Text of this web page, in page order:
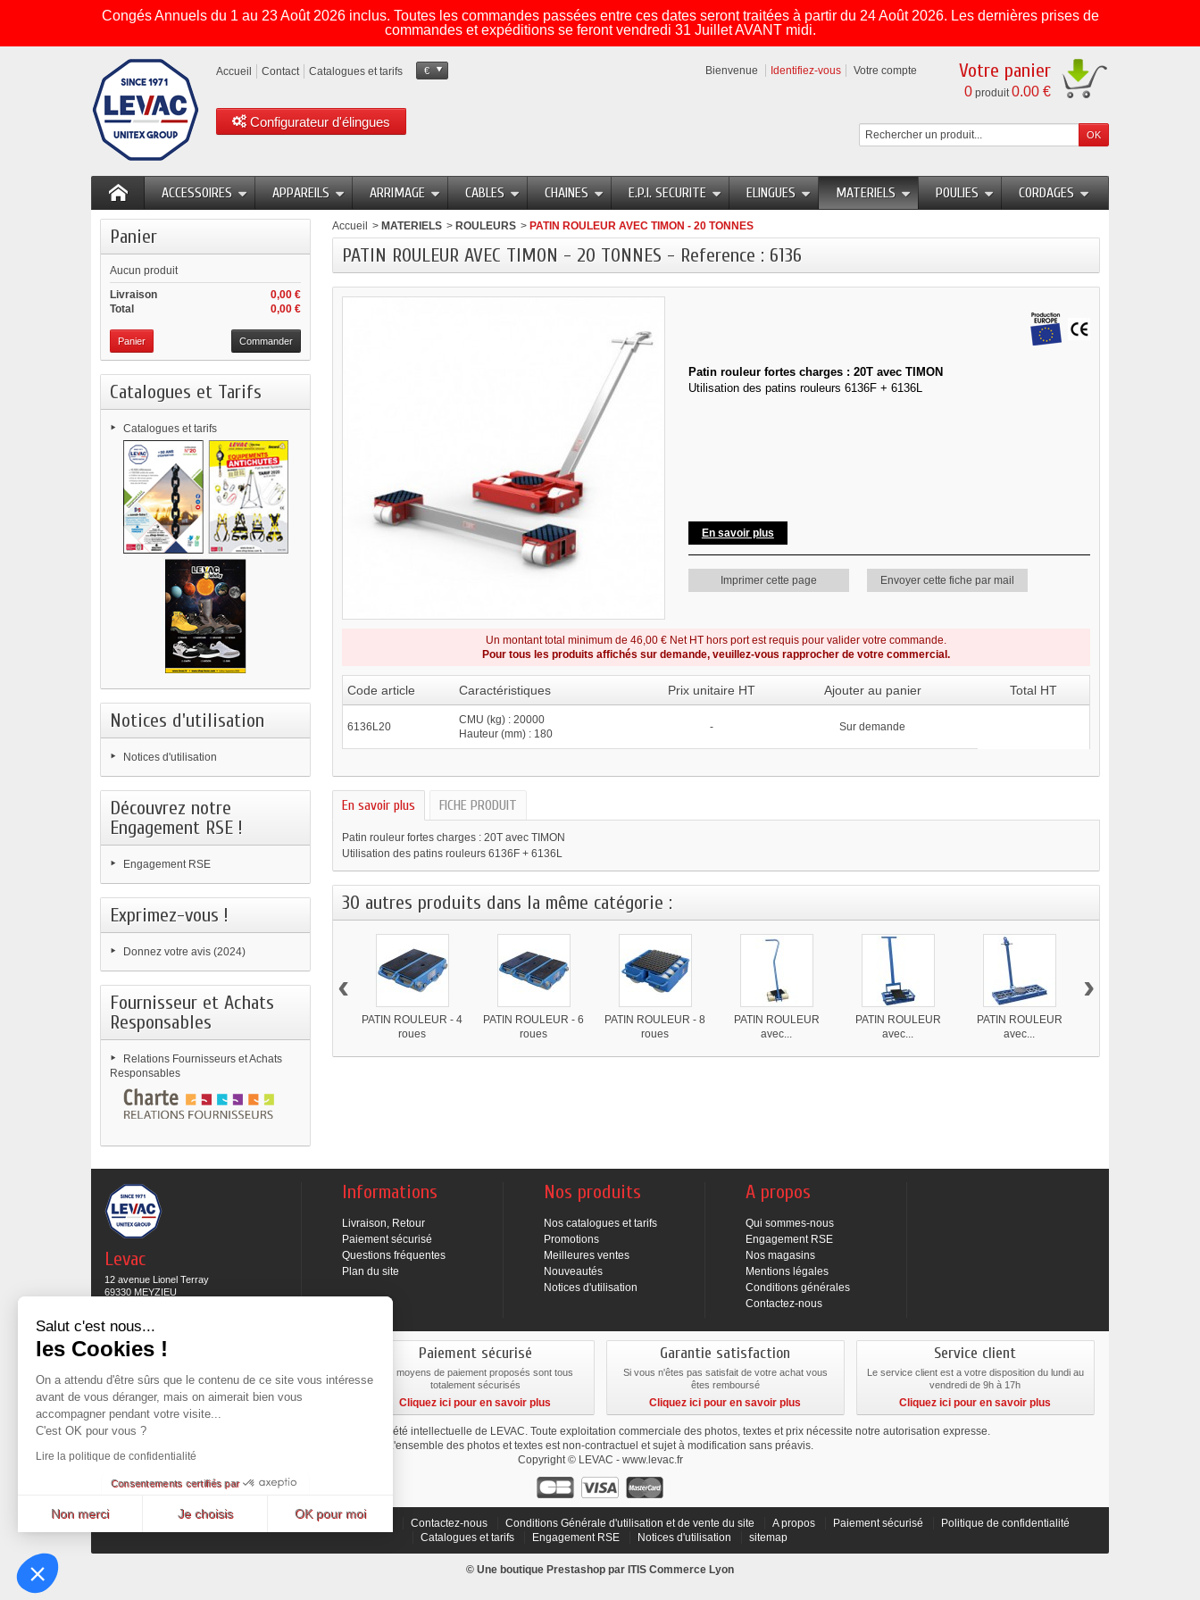
Congés Annuels du 1 au 23 Août 2026 inclus. Toutes les commandes passées entre ces dates seront traitées à partir du 24 Août 2026. Les dernières prises de
commandes et expéditions se feront vendredi 31 Juillet AVANT midi.
Accueil Contact Catalogues et tarifs
Configurateur d'élingues
€ Bienvenue Identifiez-vous Votre compte Votre panier
0 produit0.00 €
ACCESSOIRES APPAREILS ARRIMAGE CABLES CHAINES E.P.I. SECURITE ELINGUES MATERIELS POULIES CORDAGES
Panier
Aucun produit
0,00 €
Livraison
0,00 €
Total
Panier Commander
Catalogues et Tarifs
Catalogues et tarifs
Notices d'utilisation
Notices d'utilisation
Découvrez notre
Engagement RSE !
Engagement RSE
Exprimez-vous !
Donnez votre avis (2024)
Fournisseur et Achats
Responsables
Relations Fournisseurs et Achats
Responsables
Accueil > MATERIELS > ROULEURS > PATIN ROULEUR AVEC TIMON - 20 TONNES
PATIN ROULEUR AVEC TIMON - 20 TONNES - Reference : 6136
Patin rouleur fortes charges : 20T avec TIMON
Utilisation des patins rouleurs 6136F + 6136L
En savoir plus
Imprimer cette page Envoyer cette fiche par mail
Un montant total minimum de 46,00 € Net HT hors port est requis pour valider votre commande.
Pour tous les produits affichés sur demande, veuillez-vous rapprocher de votre commercial.
Code article Caractéristiques Prix unitaire HT Ajouter au panier Total HT
6136L20
CMU (kg) : 20000
Hauteur (mm) : 180
- Sur demande
En savoir plus FICHE PRODUIT
Patin rouleur fortes charges : 20T avec TIMON
Utilisation des patins rouleurs 6136F + 6136L
30 autres produits dans la même catégorie :
PATIN ROULEUR - 4
roues
PATIN ROULEUR - 6
roues
PATIN ROULEUR - 8
roues
PATIN ROULEUR
avec...
PATIN ROULEUR
avec...
PATIN ROULEUR
avec...
‹ ›
Levac
12 avenue Lionel Terray
69330 MEYZIEU
Informations
Livraison, Retour
Paiement sécurisé
Questions fréquentes
Plan du site
Nos produits
Nos catalogues et tarifs
Promotions
Meilleures ventes
Nouveautés
Notices d'utilisation
A propos
Qui sommes-nous
Engagement RSE
Nos magasins
Mentions légales
Conditions générales
Contactez-nous
Expédition sous 48H
48h sous réserve des produits en stock.
Cliquez ici pour en savoir plus
Paiement sécurisé
Les moyens de paiement proposés sont tous
totalement sécurisés
Cliquez ici pour en savoir plus
Garantie satisfaction
Si vous n'êtes pas satisfait de votre achat vous
êtes remboursé
Cliquez ici pour en savoir plus
Service client
Le service client est a votre disposition du lundi au
vendredi de 9h à 17h
Cliquez ici pour en savoir plus
Tout le contenu de ce site est la propriété intellectuelle de LEVAC. Toute exploitation commerciale des photos, textes et prix nécessite notre autorisation expresse.
L'ensemble des photos et textes est non-contractuel et sujet à modification sans préavis.
Copyright © LEVAC - www.levac.fr
Meilleures ventes Contactez-nous Conditions Générale d'utilisation et de vente du site A propos Paiement sécurisé
Politique de confidentialité
Catalogues et tarifs
Engagement RSE Notices d'utilisation sitemap
© Une boutique Prestashop par ITIS Commerce Lyon
Salut c'est nous...
les Cookies !
On a attendu d'être sûrs que le contenu de ce site
vous intéresse avant de vous déranger, mais on
aimerait bien vous accompagner pendant votre visite...
C'est OK pour vous ?
Lire la politique de confidentialité
Consentements certifiés par
Non merci Je choisis OK pour moi
Notre plateforme vous permet d'adapter et de gérer vos paramètres de confidentialité, en garantissant la conformité avec les réglementations. Personnalisez vos préférences pour contrôler la manière dont vos informations sont manipulées.